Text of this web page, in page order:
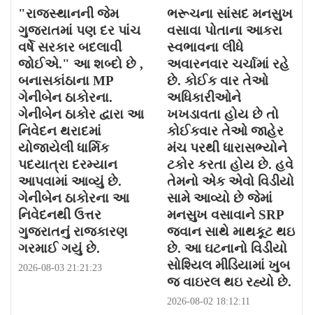
"રાજસ્થાનની જેમ
ગુજરાતમાં પણ દર પાંચ
વર્ષે સરકાર બદલાવી
જોઈએ." આ શબ્દો છે ,
બનાસકાંઠાના MP
ગેનીબેન ઠાકોરના.
ગેનીબેન ઠાકોર દ્વારા આ
નિવેદન થરાદમાં
યોજાયેલી ધાર્મિક
પદયાત્રા દરમ્યાન
આપવામાં આવ્યું છે.
ગેનીબેન ઠાકોરના આ
નિવેદનથી ઉત્તર
ગુજરાતનું રાજકારણ
ગરમાઈ ગયું છે.
2026-08-03 21:21:23
ભરૂચના સાંસદ મનસુખ
વસાવા પોતાના આકરા
સ્વભાવના લીધે
અવારનવાર ચર્ચામાં રહે
છે. કોઈક વાર તેઓ
અધિકારીઓને
ખખડાવતા હોય છે તો
કોઈકવાર તેઓ જાહેર
મંચ પરથી ધારાસભ્યોને
ટકોર કરતા હોય છે. હવે
તેમનો એક એવો વિડીયો
સામે આવ્યો છે જેમાં
મનસુખ વસાવાને SRP
જવાન સાથે માથકૂટ થઇ
છે. આ ઘટનાનો વિડીયો
સોશ્યિલ મીડિયામાં ખુબ
જ વાઇરલ થઇ રહ્યો છે.
2026-08-02 18:12:11